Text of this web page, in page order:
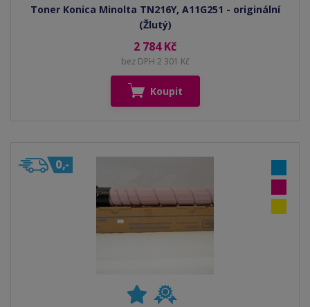
Toner Konica Minolta TN216Y, A11G251 - originální
(Žlutý)
2 784 Kč
bez DPH 2 301 Kč
Koupit